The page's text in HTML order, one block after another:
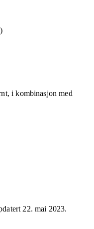
i kombinasjon med
22. mai 2023.